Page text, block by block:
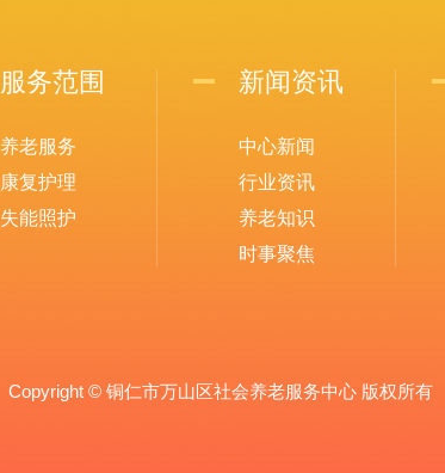
服务范围
养老服务
康复护理
失能照护
新闻资讯
中心新闻
行业资讯
养老知识
时事聚焦
Copyright © 铜仁市万山区社会养老服务中心 版权所